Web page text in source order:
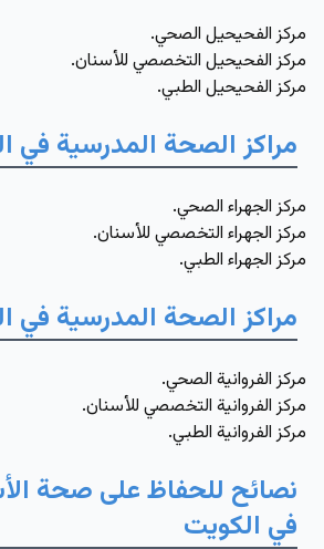
مركز الفحيحيل الصحي.
مركز الفحيحيل التخصصي للأسنان.
مركز الفحيحيل الطبي.
مراكز الصحة المدرسية في
مركز الجهراء الصحي.
مركز الجهراء التخصصي للأسنان.
مركز الجهراء الطبي.
مراكز الصحة المدرسية في
مركز الفروانية الصحي.
مركز الفروانية التخصصي للأسنان.
مركز الفروانية الطبي.
نصائح للحفاظ على صحة
في الكويت